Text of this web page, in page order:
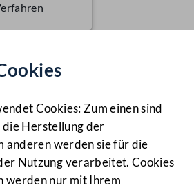
öffnen
Cookies: Zum einen sind
Herstellung der
anderen werden sie für die
Nutzung verarbeitet. Cookies
werden nur mit Ihrem